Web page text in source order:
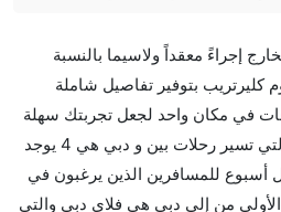
الخطوط الجوية الأخرى؟
نعم. توفر كل من IndiGo أسرع رحلات الطيران على هذا
مساحة إضافية للنوم؟
رجال الأعمال توفر مساحة
إجراءً معقداً ولاسيما بالنسبة
كليرتريب بتوفير تفاصيل شاملة
في مكان واحد لجعل تجربتك سهلة
ومريحة وإن الخطوط الجوية التي تسير رحلات بين و دبي هي 4 يوجد
كل أسبوع للمسافرين الذين يرغبون في
من إلى دبي هي فلاي دبي والتي